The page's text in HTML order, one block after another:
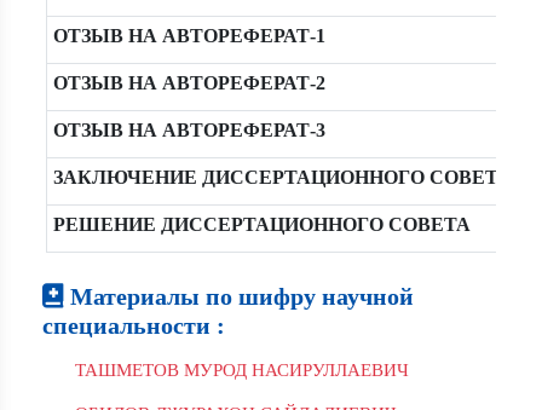
ОТЗЫВ НА АВТОРЕФЕРАТ-1
ОТЗЫВ НА АВТОРЕФЕРАТ-2
ОТЗЫВ НА АВТОРЕФЕРАТ-3
ЗАКЛЮЧЕНИЕ ДИССЕРТАЦИОННОГО СОВЕТА
РЕШЕНИЕ ДИССЕРТАЦИОННОГО СОВЕТА
Материалы по шифру научной
специальности :
ТАШМЕТОВ МУРОД НАСИРУЛЛАЕВИЧ